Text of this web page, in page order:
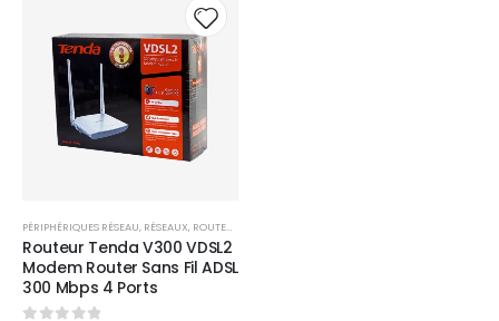
Add to
wishlist
PÉRIPHÉRIQUES RÉSEAU, RÉSEAUX, ROUTEURS
Routeur Tenda V300 VDSL2
Modem Router Sans Fil ADSL
300 Mbps 4 Ports